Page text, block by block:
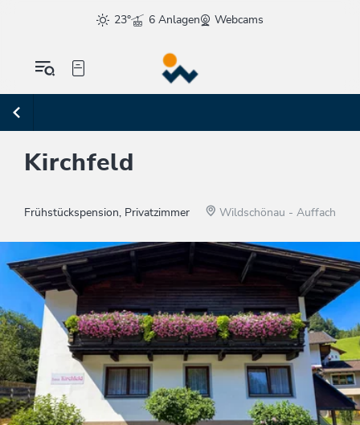
23° 6 Anlagen Webcams
Kirchfeld
Frühstückspension, Privatzimmer Wildschönau - Auffach